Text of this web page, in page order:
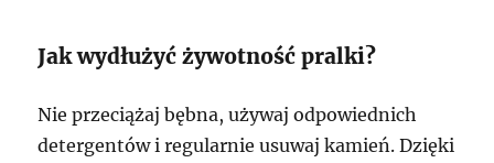
Jak wydłużyć żywotność pralki?
Nie przeciążaj bębna, używaj odpowiednich
detergentów i regularnie usuwaj kamień. Dzięki